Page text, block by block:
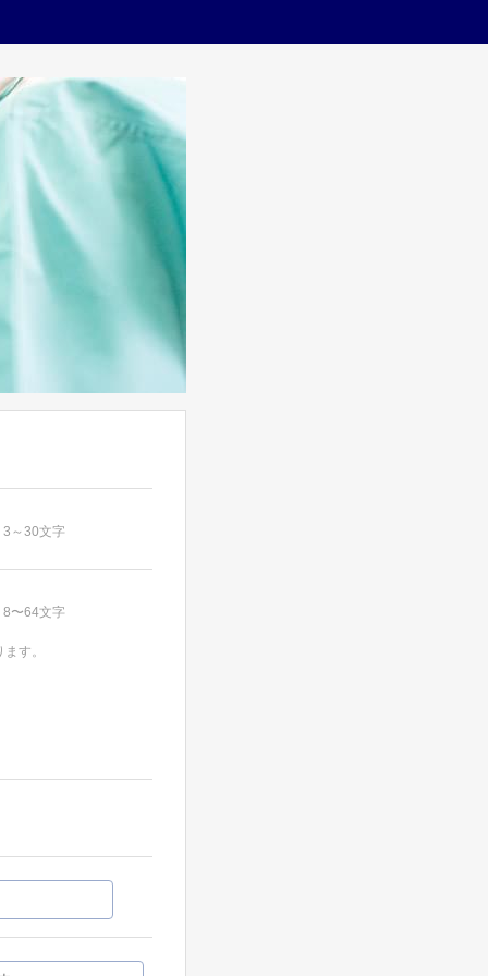
～30文字
〜64文字
す。